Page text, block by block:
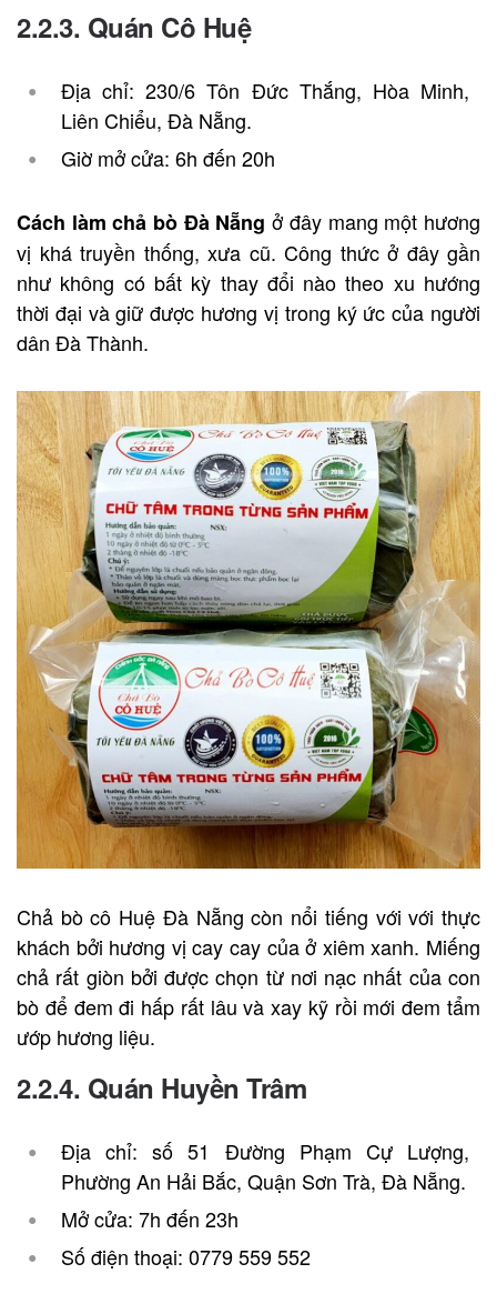
2.2.3. Quán Cô Huệ
Địa chỉ: 230/6 Tôn Đức Thắng, Hòa Minh,
Liên Chiểu, Đà Nẵng.
Giờ mở cửa: 6h đến 20h
Cách làm chả bò Đà Nẵng ở đây mang một hương
vị khá truyền thống, xưa cũ. Công thức ở đây gần
như không có bất kỳ thay đổi nào theo xu hướng
thời đại và giữ được hương vị trong ký ức của người
dân Đà Thành.
Chả bò cô Huệ Đà Nẵng còn nổi tiếng với với thực
khách bởi hương vị cay cay của ở xiêm xanh. Miếng
chả rất giòn bởi được chọn từ nơi nạc nhất của con
bò để đem đi hấp rất lâu và xay kỹ rồi mới đem tẩm
ướp hương liệu.
2.2.4. Quán Huyền Trâm
Địa chỉ: số 51 Đường Phạm Cự Lượng,
Phường An Hải Bắc, Quận Sơn Trà, Đà Nẵng.
Mở cửa: 7h đến 23h
Số điện thoại: 0779 559 552